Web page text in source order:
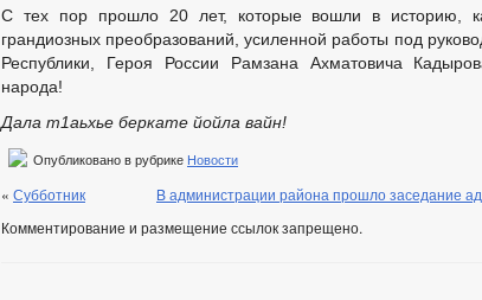
С тех пор прошло 20 лет, которые вошли в историю,
грандиозных преобразований, усиленной работы под
Республики, Героя России Рамзана Ахматовича
народа!
Дала т1аьхье беркате йойла вайн!
Опубликовано в рубрике Новости
« Субботник B администрации района прошло заседание
Комментирование и размещение ссылок запрещено.